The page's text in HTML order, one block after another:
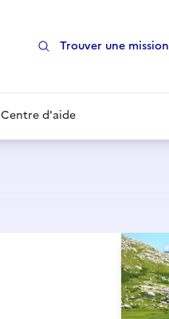
Trouver une mission
Centre d'aide